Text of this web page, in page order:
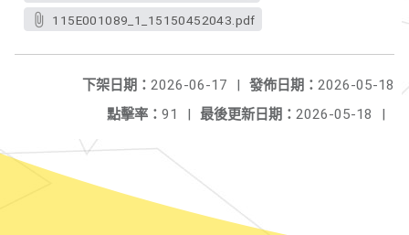
115E001089_1_15150452043.pdf
發佈日期： 2026-05-18
下架日期： 2026-06-17
|
最後更新日期： 2026-05-18 |
點擊率： 91 |